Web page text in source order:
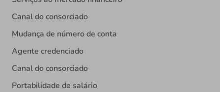
Canal do consorciado
Mudança de número de conta
Agente credenciado
Canal do consorciado
Portabilidade de salário